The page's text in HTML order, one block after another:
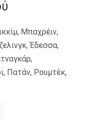
Μπαχρέιν,
Έδεσσα,
Πατάν, Ρουμτέκ,